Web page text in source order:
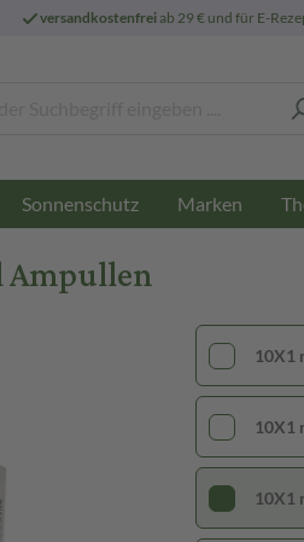
versandkostenfreiab 29 € und für E-
Sonnenschutz Marken
Ampullen
10X1
10X1
10X1